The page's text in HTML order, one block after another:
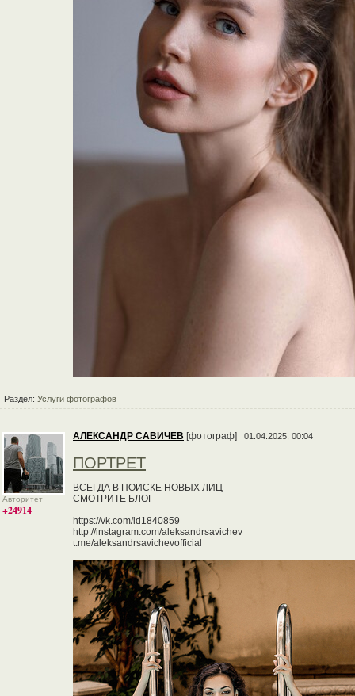
Раздел: Услуги фотографов
Авторитет
+24914
АЛЕКСАНДР САВИЧЕВ [фотограф] 01.04.2025, 00:04
ПОРТРЕТ
ВСЕГДА В ПОИСКЕ НОВЫХ ЛИЦ
СМОТРИТЕ БЛОГ
https://vk.com/id1840859
http://instagram.com/aleksandrsavichev
t.me/aleksandrsavichevofficial